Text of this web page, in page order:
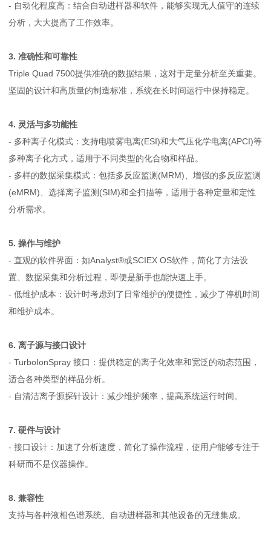
- 自动化程度高：结合自动进样器和软件，能够实现无人值守的连续
分析，大大提高了工作效率。
3. 准确性和可靠性
Triple Quad 7500提供准确的数据结果，这对于定量分析至关重要。
坚固的设计和高质量的制造标准，系统在长时间运行中保持稳定。
4. 灵活与多功能性
- 多种离子化模式：支持电喷雾电离(ESI)和大气压化学电离(APCI)等
多种离子化方式，适用于不同类型的化合物和样品。
- 多样的数据采集模式：包括多反应监测(MRM)、增强的多反应监测
(eMRM)、选择离子监测(SIM)和全扫描等，适用于各种定量和定性
分析需求。
5. 操作与维护
- 直观的软件界面：如Analyst®或SCIEX OS软件，简化了方法设
置、数据采集和分析过程，即便是新手也能快速上手。
- 低维护成本：设计时考虑到了日常维护的便捷性，减少了停机时间
和维护成本。
6. 离子源与接口设计
- TurboIonSpray 接口：提供稳定的离子化效率和宽泛的动态范围，
适合各种类型的样品分析。
- 自清洁离子源探针设计：减少维护频率，提高系统运行时间。
7. 硬件与设计
- 接口设计：加速了分析速度，简化了操作流程，使用户能够专注于
科研而不是仪器操作。
8. 兼容性
支持与各种液相色谱系统、自动进样器和其他设备的无缝集成。